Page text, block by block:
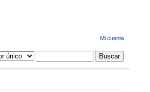
Mi cuenta